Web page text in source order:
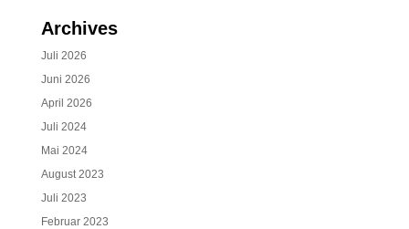
Archives
Juli 2026
Juni 2026
April 2026
Juli 2024
Mai 2024
August 2023
Juli 2023
Februar 2023